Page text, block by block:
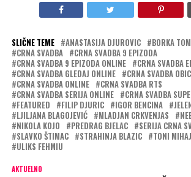
SLIČNE TEME ANASTASIJA DJUROVIC
BORKA
CRNA SVADBA
CRNA SVADBA 9 EPIZODA
CRNA SVADBA 9 EPIZODA ONLINE
CRNA SVADBA
CRNA SVADBA GLEDAJ ONLINE
CRNA SVADBA
CRNA SVADBA ONLINE
CRNA SVADBA RTS
CRNA SVADBA SERIJA ONLINE
CRNA SVADBA
FEATURED
FILIP DJURIC IGOR BENCINA
LJILJANA BLAGOJEVIĆ
MLADJAN CRKVENJAS
NIKOLA KOJO
PREDRAG BJELAC
SERIJA CRNA
SLAVKO ŠTIMAC
STRAHINJA BLAZIC
TONI
ULIKS FEHMIU
AKTUELNO